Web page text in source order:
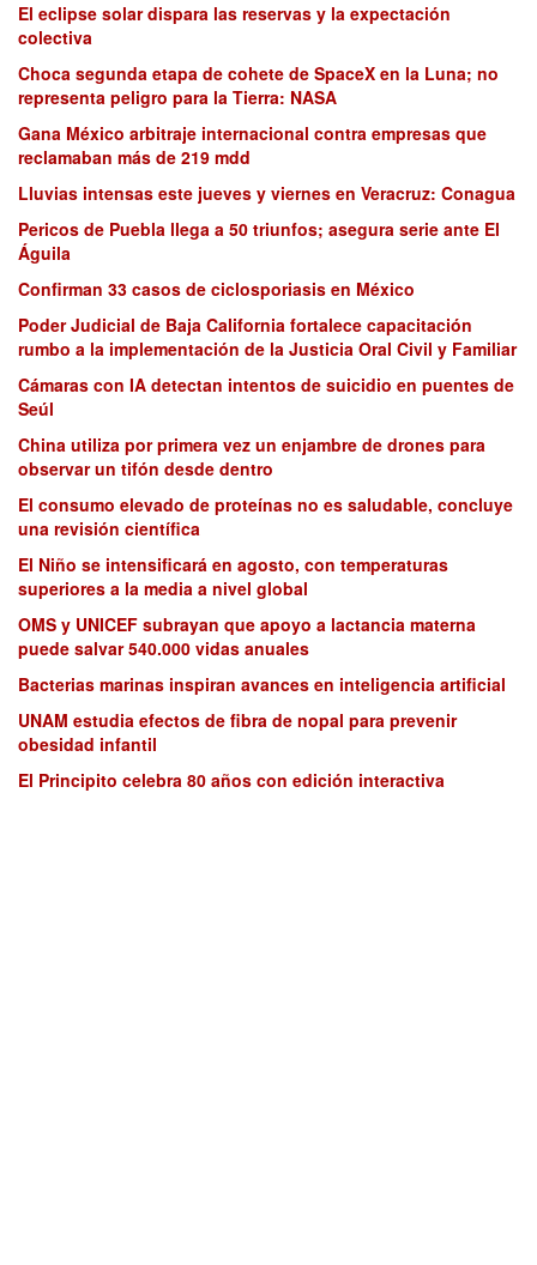
El eclipse solar dispara las reservas y la expectación
colectiva
Choca segunda etapa de cohete de SpaceX en la Luna; no
representa peligro para la Tierra: NASA
Gana México arbitraje internacional contra empresas que
reclamaban más de 219 mdd
Lluvias intensas este jueves y viernes en Veracruz: Conagua
Pericos de Puebla llega a 50 triunfos; asegura serie ante El
Águila
Confirman 33 casos de ciclosporiasis en México
Poder Judicial de Baja California fortalece capacitación
rumbo a la implementación de la Justicia Oral Civil y Familiar
Cámaras con IA detectan intentos de suicidio en puentes de
Seúl
China utiliza por primera vez un enjambre de drones para
observar un tifón desde dentro
El consumo elevado de proteínas no es saludable, concluye
una revisión científica
El Niño se intensificará en agosto, con temperaturas
superiores a la media a nivel global
OMS y UNICEF subrayan que apoyo a lactancia materna
puede salvar 540.000 vidas anuales
Bacterias marinas inspiran avances en inteligencia artificial
UNAM estudia efectos de fibra de nopal para prevenir
obesidad infantil
El Principito celebra 80 años con edición interactiva